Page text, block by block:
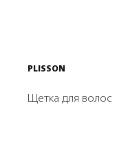
PLISSON
Щетка для волос